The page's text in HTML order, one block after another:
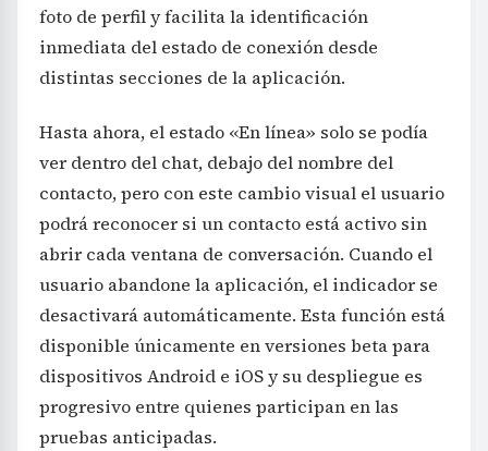
foto de perfil y facilita la identificación
inmediata del estado de conexión desde
distintas secciones de la aplicación.
Hasta ahora, el estado «En línea» solo se podía
ver dentro del chat, debajo del nombre del
contacto, pero con este cambio visual el usuario
podrá reconocer si un contacto está activo sin
abrir cada ventana de conversación. Cuando el
usuario abandone la aplicación, el indicador se
desactivará automáticamente. Esta función está
disponible únicamente en versiones beta para
dispositivos Android e iOS y su despliegue es
progresivo entre quienes participan en las
pruebas anticipadas.